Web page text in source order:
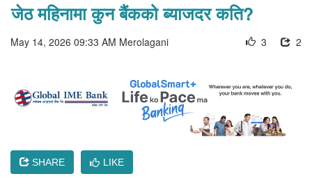
जेठ महिनामा कुन बैंकको ब्याजदर कति?
May 14, 2026 09:33 AM Merolagani 2
3
SHARE LIKE